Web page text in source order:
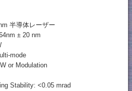
半導体レーザー
± 20 nm
mode
or Modulation
Stability: <0.05 mrad